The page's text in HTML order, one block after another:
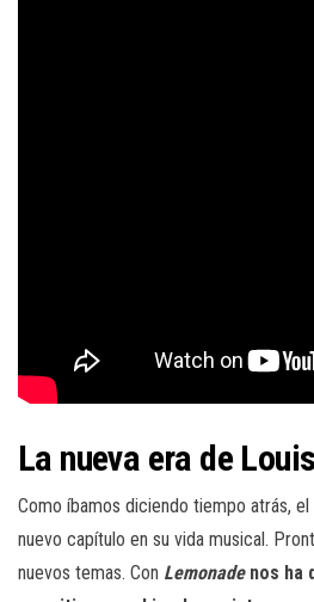
La nueva era de
Como íbamos diciendo tiempo atrás,
nuevo capítulo en su vida musical.
nuevos temas. Con Lemonadenos ha